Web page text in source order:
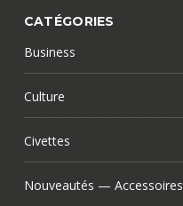
CATÉGORIES
Business
Culture
Civettes
Nouveautés — Accessoires